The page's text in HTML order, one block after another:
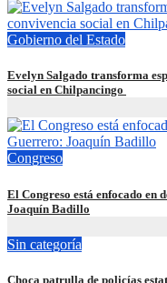
Gobierno del Estado
Evelyn Salgado transforma
social en Chilpancingo
Congreso
El Congreso está enfocado
Joaquín Badillo
Sin categoría
Choca patrulla de policías